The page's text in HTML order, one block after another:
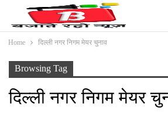
Home दिल्ली नगर निगम मेयर चुनाव
Browsing Tag
दिल्ली नगर निगम मेयर